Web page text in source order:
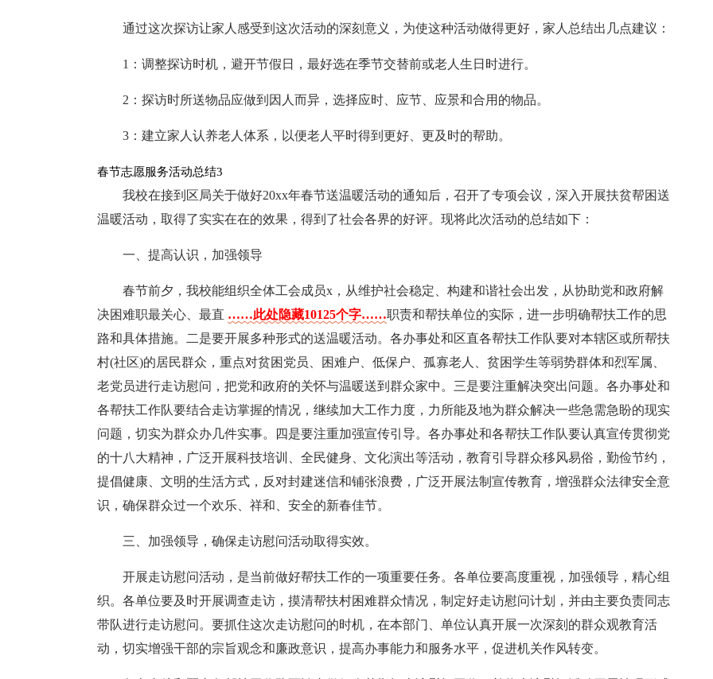
通过这次探访让家人感受到这次活动的深刻意义，为使这种活动做得更好，家人总结出几点建议：
1：调整探访时机，避开节假日，最好选在季节交替前或老人生日时进行。
2：探访时所送物品应做到因人而异，选择应时、应节、应景和合用的物品。
3：建立家人认养老人体系，以便老人平时得到更好、更及时的帮助。
春节志愿服务活动总结3
我校在接到区局关于做好20xx年春节送温暖活动的通知后，召开了专项会议，深入开展扶贫帮困送
温暖活动，取得了实实在在的效果，得到了社会各界的好评。现将此次活动的总结如下：
一、提高认识，加强领导
春节前夕，我校能组织全体工会成员x，从维护社会稳定、构建和谐社会出发，从协助党和政府解
决困难职最关心、最直 ……此处隐藏10125个字……职责和帮扶单位的实际，进一步明确帮扶工作的思
路和具体措施。二是要开展多种形式的送温暖活动。各办事处和区直各帮扶工作队要对本辖区或所帮扶
村(社区)的居民群众，重点对贫困党员、困难户、低保户、孤寡老人、贫困学生等弱势群体和烈军属、
老党员进行走访慰问，把党和政府的关怀与温暖送到群众家中。三是要注重解决突出问题。各办事处和
各帮扶工作队要结合走访掌握的情况，继续加大工作力度，力所能及地为群众解决一些急需急盼的现实
问题，切实为群众办几件实事。四是要注重加强宣传引导。各办事处和各帮扶工作队要认真宣传贯彻党
的十八大精神，广泛开展科技培训、全民健身、文化演出等活动，教育引导群众移风易俗，勤俭节约，
提倡健康、文明的生活方式，反对封建迷信和铺张浪费，广泛开展法制宣传教育，增强群众法律安全意
识，确保群众过一个欢乐、祥和、安全的新春佳节。
三、加强领导，确保走访慰问活动取得实效。
开展走访慰问活动，是当前做好帮扶工作的一项重要任务。各单位要高度重视，加强领导，精心组
织。各单位要及时开展调查走访，摸清帮扶村困难群众情况，制定好走访慰问计划，并由主要负责同志
带队进行走访慰问。要抓住这次走访慰问的时机，在本部门、单位认真开展一次深刻的群众观教育活
动，切实增强干部的宗旨观念和廉政意识，提高办事能力和服务水平，促进机关作风转变。